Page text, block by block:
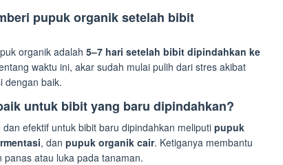
pupuk organik setelah bibit
organik adalah 5–7 hari setelah bibit dipindahkan ke
waktu ini, akar sudah mulai pulih dari stres akibat
dengan baik.
untuk bibit yang baru dipindahkan?
efektif untuk bibit baru dipindahkan meliputi pupuk
, dan pupuk organik cair. Ketiganya membantu
atau luka pada tanaman.